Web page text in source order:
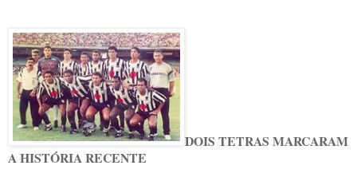
DOIS TETRAS MARCARAM
A HISTÓRIA RECENTE